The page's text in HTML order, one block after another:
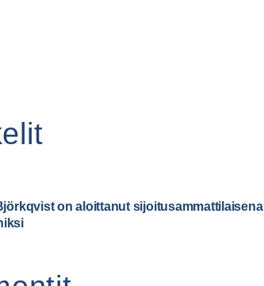
on aloittanut sijoitusammattilaisena